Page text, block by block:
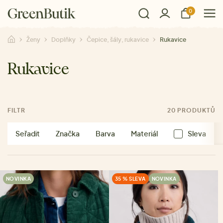
0
Ženy Doplňky Čepice, šály, rukavice Rukavice
Rukavice
FILTR 20 PRODUKTŮ
Seřadit Značka Barva Materiál Sleva
NOVINKA 35 % SLEVA NOVINKA